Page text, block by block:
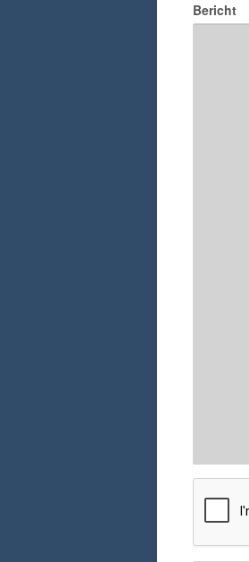
Bericht